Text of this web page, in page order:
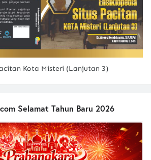
Kota Misteri (Lanjutan 3)
Selamat Tahun Baru 2026